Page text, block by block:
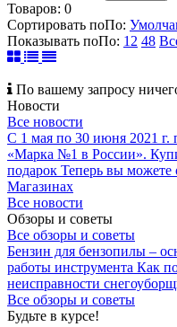
Товаров: 0
Сортировать поПо:
Показывать поПо: 12 48
По вашему запросу
Новости
Все новости
С 1 мая по 30 июня 2021 г.
«Марка №1 в России».
подарок Теперь вы можете
Магазинах
Все новости
Обзоры и советы
Все обзоры и советы
Бензин для бензопилы –
работы инструмента Как
неисправности
Все обзоры и советы
Будьте в курсе!